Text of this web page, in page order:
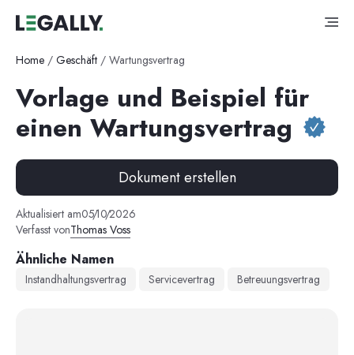
Home / Geschäft / Wartungsvertrag
Vorlage und Beispiel für
einen Wartungsvertrag
Dokument erstellen
Aktualisiert am05/10/2026
Verfasst vonThomas Voss
Ähnliche Namen
Instandhaltungsvertrag Servicevertrag Betreuungsvertrag